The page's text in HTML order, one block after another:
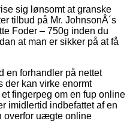
sig lønsomt at granske
tilbud på Mr. JohnsonÂ´s
Foder – 750g inden du
at man er sikker på at få
en forhandler på nettet
der kan virke enormt
fingerpeg om en fup online
imidlertid indbefattet af en
overfor uægte online